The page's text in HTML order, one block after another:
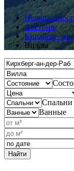
Австрия
Кирхберг-ан-
Виллы
Спальни
Ванные
Найти